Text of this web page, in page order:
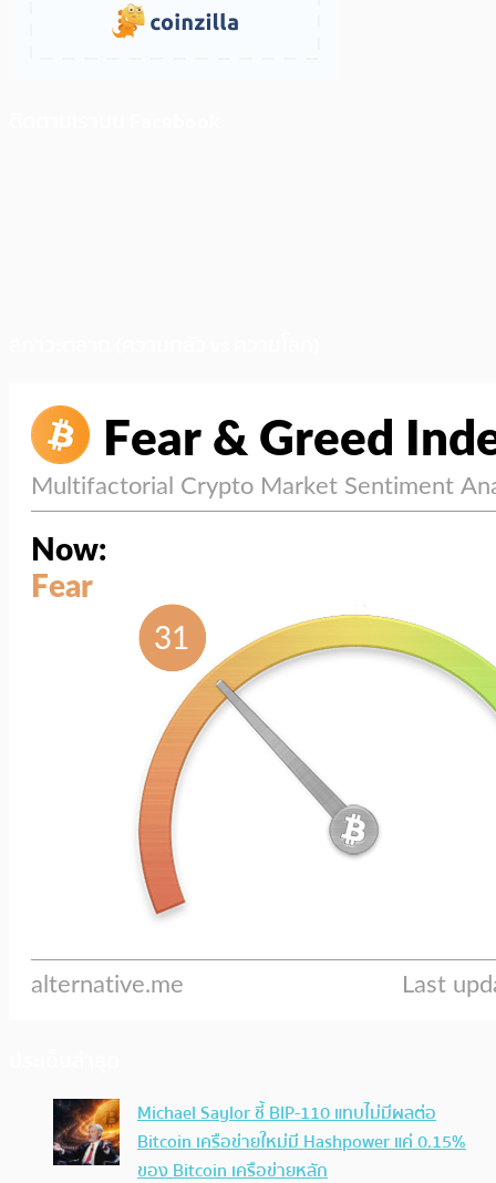
Michael Saylor ชี้ BIP-110 แทบไม่มีผลต่อ
Bitcoin เครือข่ายใหม่มี Hashpower แค่ 0.15%
ของ Bitcoin เครือข่ายหลัก